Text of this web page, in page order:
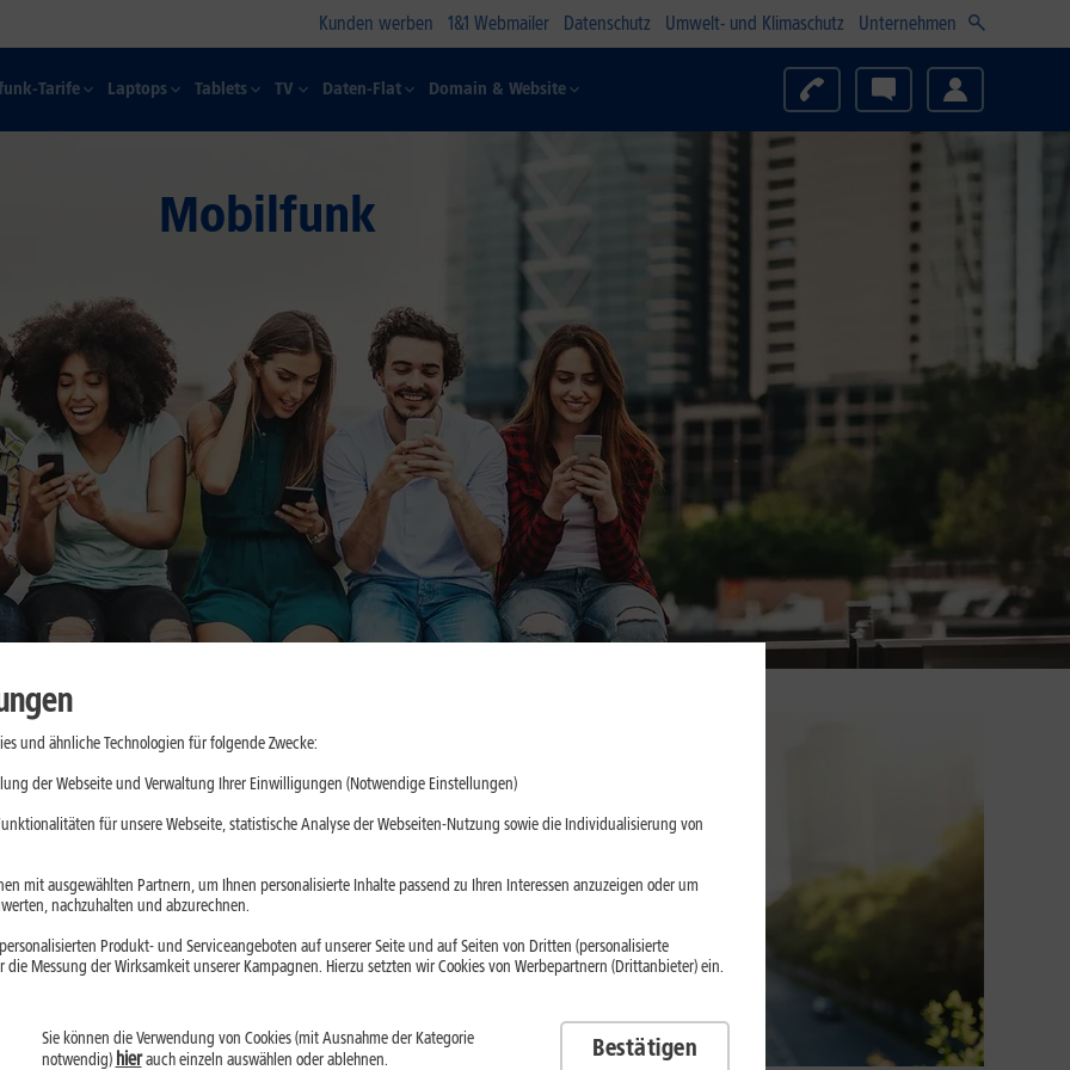
Kunden werben 1&1 Webmailer Datenschutz Umwelt- und Klimaschutz Unternehmen
Tarife Laptops Tablets TV Daten-Flat Domain & Website
Mobilfunk
Updates
belasten. Mit
kannst Du
und ähnliche Technologien für folgende Zwecke:
der Webseite und Verwaltung Ihrer Einwilligungen (Notwendige Einstellungen)
für unsere Webseite, statistische Analyse der Webseiten-Nutzung sowie die Individualisierung von
mit ausgewählten Partnern, um Ihnen personalisierte Inhalte passend zu Ihren Interessen anzuzeigen oder um
nachzuhalten und abzurechnen.
Produkt- und Serviceangeboten auf unserer Seite und auf Seiten von Dritten (personalisierte
Messung der Wirksamkeit unserer Kampagnen. Hierzu setzten wir Cookies von Werbepartnern (Drittanbieter) ein.
Sie können die Verwendung von Cookies (mit Ausnahme der Kategorie
notwendig) hierauch einzeln auswählen oder ablehnen. Bestätigen